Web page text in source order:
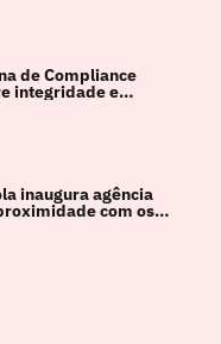
de Compliance
integridade e
inaugura agência
com os